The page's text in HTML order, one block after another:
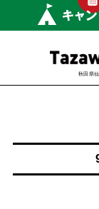
秋田県